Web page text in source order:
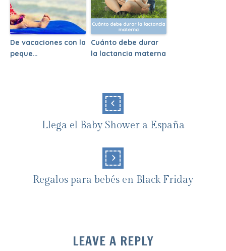
De vacaciones con la
peque…
Cuánto debe durar
la lactancia materna
Llega el Baby Shower a España
Regalos para bebés en Black Friday
LEAVE A REPLY